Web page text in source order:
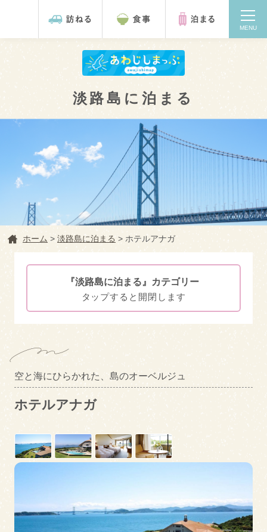
MENU
検索
淡路島で食事
淡路島に泊まる
絞り込み検索
淡路島に泊まる
ホーム > 淡路島に泊まる > ホテルアナガ
空と海にひらかれた、島のオーベルジュ
ホテルアナガ
『淡路島に泊まる』カテゴリー
エリアカテゴリー
淡路市
漁業体験あり 素泊まりOK
釣った魚を調理 プールあり